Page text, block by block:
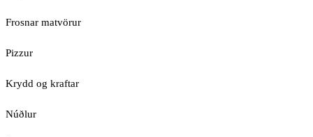
Frosnar matvörur
Pizzur
Krydd og kraftar
Núðlur